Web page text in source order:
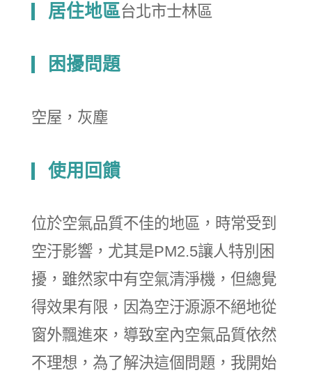
居住地區台北市士林區
困擾問題
空屋，灰塵
使用回饋
位於空氣品質不佳的地區，時常受到
空汙影響，尤其是PM2.5讓人特別困
擾，雖然家中有空氣清淨機，但總覺
得效果有限，因為空汙源源不絕地從
窗外飄進來，導致室內空氣品質依然
不理想，為了解決這個問題，我開始